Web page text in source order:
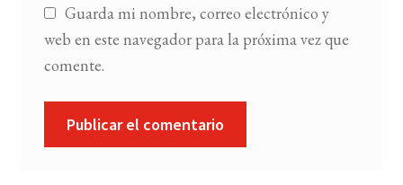
Guarda mi nombre, correo electrónico y
web en este navegador para la próxima vez que
comente.